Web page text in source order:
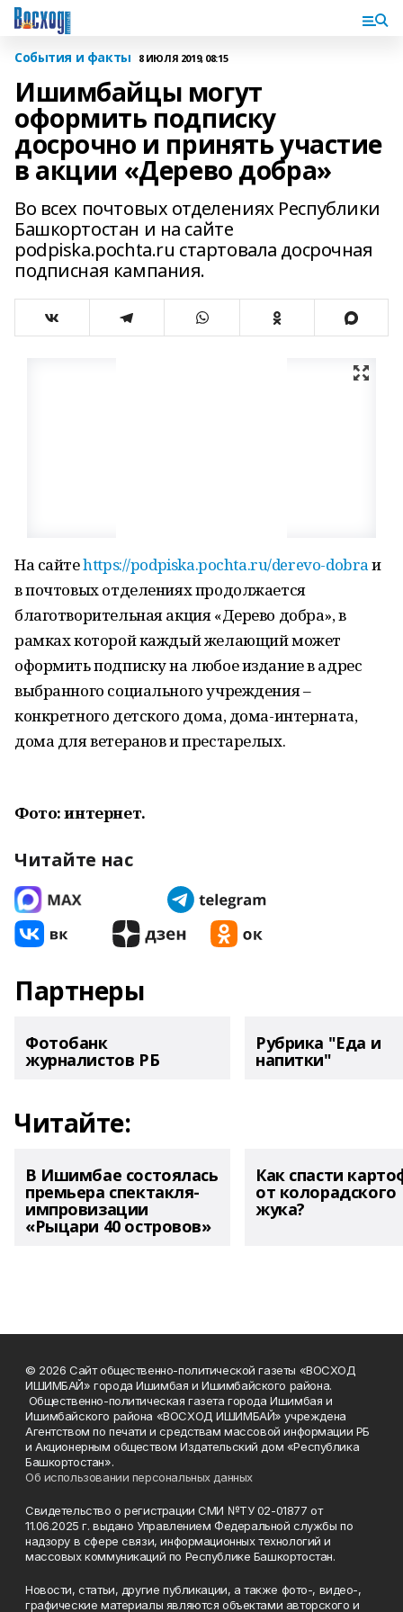
События и факты 8 ИЮЛЯ 2019, 08:15
Ишимбайцы могут
оформить подписку
досрочно и принять участие
в акции «Дерево добра»
Во всех почтовых отделениях Республики
Башкортостан и на сайте
podpiska.pochta.ru стартовала досрочная
подписная кампания.
На сайтеhttps://podpiska.pochta.ru/derevo-dobraи
в почтовых отделениях продолжается
благотворительная акция «Дерево добра», в
рамках которой каждый желающий может
оформить подписку на любое издание в адрес
выбранного социального учреждения –
конкретного детского дома, дома-интерната,
дома для ветеранов и престарелых.
Фото: интернет.
Читайте нас
Партнеры
Фотобанк
журналистов РБ
Рубрика "Еда и
напитки"
Читайте:
В Ишимбае состоялась
премьера спектакля-
импровизации
«Рыцари 40 островов»
Как спасти
от колорадского
жука?
© 2026 Сайт общественно-политической газеты «ВОСХОД
ИШИМБАЙ» города Ишимбая и Ишимбайского района.
Общественно-политическая газета города Ишимбая и
Ишимбайского района «ВОСХОД ИШИМБАЙ» учреждена
Агентством по печати и средствам массовой информации РБ
и Акционерным обществом Издательский дом «Республика
Башкортостан».
Об использовании персональных данных
Свидетельство о регистрации СМИ №ТУ 02-01877 от
11.06.2025 г. выдано Управлением Федеральной службы по
надзору в сфере связи, информационных технологий и
массовых коммуникаций по Республике Башкортостан.
Новости, статьи, другие публикации, а также фото-, видео-,
графические материалы являются объектами авторского и